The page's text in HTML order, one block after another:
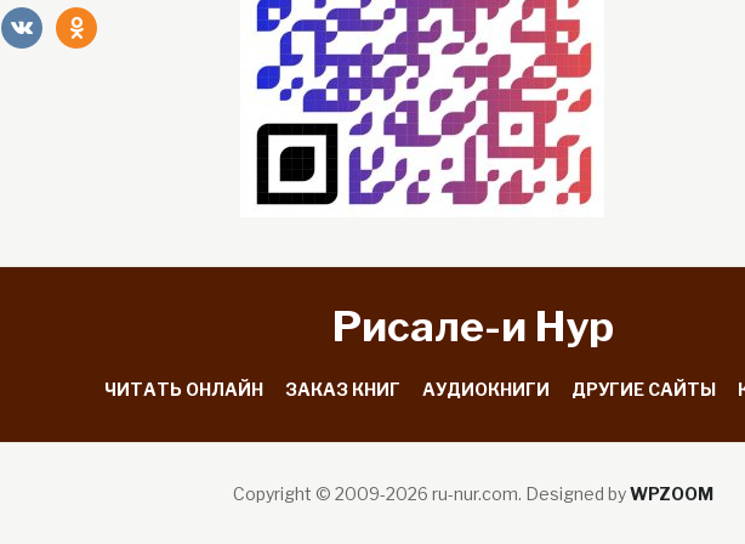
vkontakteodnoklassniki
Рисале-и Hyp
ЧИТАТЬ ОНЛАЙН ЗАКАЗ КНИГ АУДИОКНИГИ ДРУГИЕ САЙТЫ
Copyright © 2009-2026 ru-nur.com. Designed byWPZOOM